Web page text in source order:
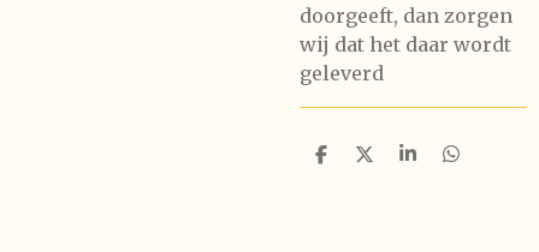
doorgeeft, dan zorgen
wij dat het daar wordt
geleverd
D
D
S
D